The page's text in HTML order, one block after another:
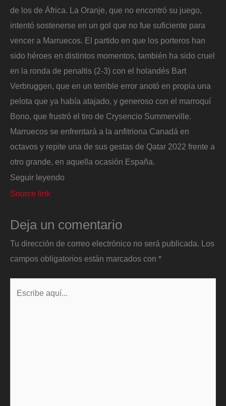
de los de África. La Oranje, que no encontró su juego,
intentó sostenerse en un gol que no fue suficiente para
vencer a Marruecos. El partido en que los porteros han
sido héroes en distintos momentos, también ha sido cruel
en la ronda de penaltis (2-3) con el holandés Bart
Verbruggen, que en un terrible error anotó en propia una
pelota que ya había atajado, y generoso con el marroquí
Bono, que frustró el tiro de Crysencio Summerville.
Marruecos se enfrentará a la anfitriona Canadá en
octavos y repite una de sus gestas de Qatar 2022 frente a
otro grande, en aquella ocasión España.
Seguir leyendo
Source link
Deja un comentario
Tu dirección de correo electrónico no será publicada. Los
campos obligatorios están marcados con *